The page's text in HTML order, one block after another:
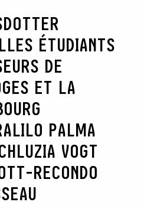
LES ÉTUDIANTS
DE
ET LA
LILO PALMA
LUZIA VOGT
RECONDO